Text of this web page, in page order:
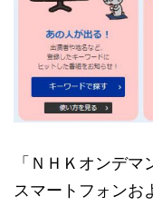
「ＮＨＫオンデ
スマートフォンお